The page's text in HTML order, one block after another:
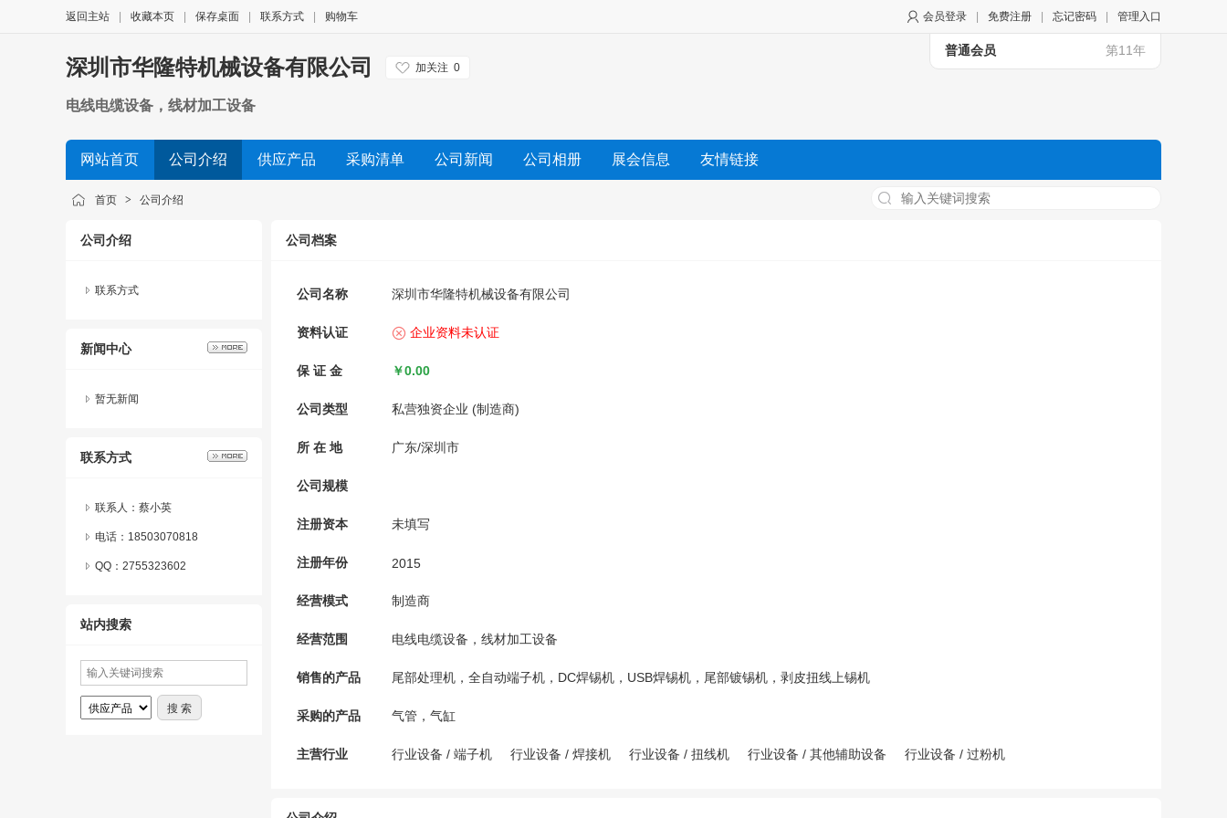
会员登录 免费注册 忘记密码 管理入口
返回主站 收藏本页 保存桌面 联系方式 购物车
普通会员 第11年
深圳市华隆特机械设备有限公司 加关注 0
电线电缆设备，线材加工设备
网站首页 公司介绍 供应产品 采购清单 公司新闻 公司相册 展会信息 友情链接
首页 > 公司介绍
公司介绍
联系方式
新闻中心
暂无新闻
联系方式
联系人：蔡小英
电话：18503070818
QQ： 2755323602
站内搜索
公司档案
公司名称 深圳市华隆特机械设备有限公司
资料认证 企业资料未认证
保 证 金 ￥0.00
公司类型 私营独资企业 (制造商)
所 在 地 广东/深圳市
公司规模
注册资本 未填写
注册年份 2015
经营模式 制造商
经营范围 电线电缆设备，线材加工设备
销售的产品 尾部处理机，全自动端子机，DC焊锡机，USB焊锡机，尾部镀锡机，剥皮扭线上锡机
采购的产品 气管，气缸
主营行业 行业设备 / 端子机 行业设备 / 焊接机 行业设备 / 扭线机 行业设备 / 其他辅助设备 行业设备 / 过粉机